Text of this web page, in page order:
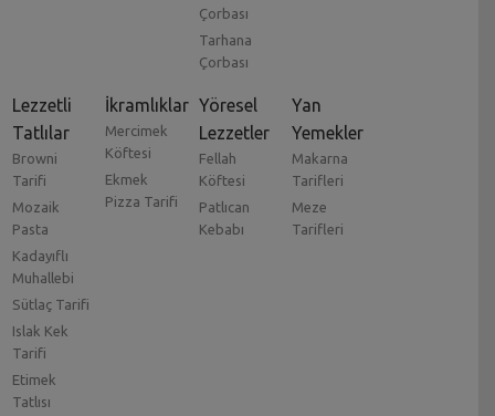
Çorbası
Tarhana
Çorbası
Lezzetli
Tatlılar
Browni
Tarifi
Mozaik
Pasta
Kadayıflı
Muhallebi
Sütlaç Tarifi
Islak Kek
Tarifi
Etimek
Tatlısı
İkramlıklar
Mercimek
Köftesi
Ekmek
Pizza Tarifi
Yöresel
Lezzetler
Fellah
Köftesi
Patlıcan
Kebabı
Yan
Yemekler
Makarna
Tarifleri
Meze
Tarifleri